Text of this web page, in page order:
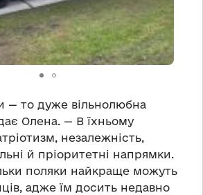
— то дуже вільнолюбна
Олена. — В їхньому
незалежність,
й пріоритетні напрямки.
поляки найкраще можуть
адже їм досить недавно